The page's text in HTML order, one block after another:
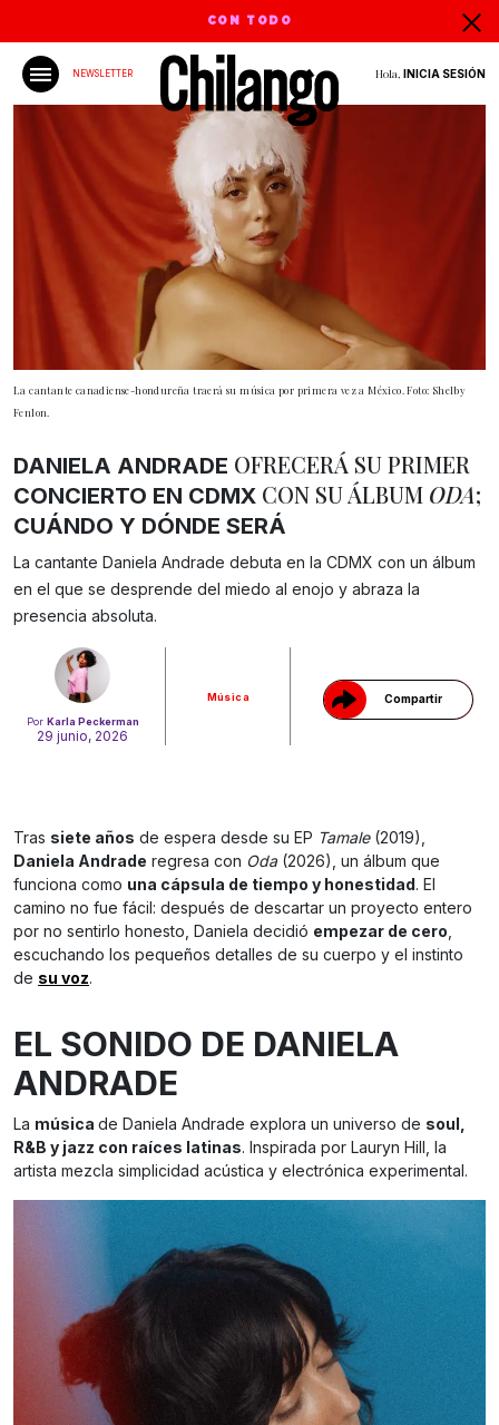
CON TODO
NEWSLETTER Hola, INICIA SESIÓN
La cantante canadiense-hondureña traerá su música por primera vez a México. Foto: Shelby
Fenlon.
Por Karla Peckerman
29 junio, 2026
Música Compartir
Gracias!
DANIELA ANDRADE OFRECERÁ SU PRIMER
CONCIERTO EN CDMX CON SU ÁLBUM ODA;
CUÁNDO Y DÓNDE SERÁ
La cantante Daniela Andrade debuta en la CDMX con un álbum
en el que se desprende del miedo al enojo y abraza la
presencia absoluta.
Tras siete años de espera desde su EP Tamale(2019),
Daniela Andrade regresa con Oda (2026), un álbum que
funciona como una cápsula de tiempo y honestidad . El
camino no fue fácil: después de descartar un proyecto entero
por no sentirlo honesto, Daniela decidió empezar de cero,
escuchando los pequeños detalles de su cuerpo y el instinto
de su voz.
EL SONIDO DE DANIELA
ANDRADE
La música de Daniela Andrade explora un universo de soul,
R&B y jazz con raíces latinas. Inspirada por Lauryn Hill, la
artista mezcla simplicidad acústica y electrónica experimental.